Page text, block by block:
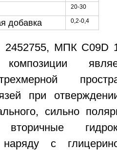
20-30
добавка 0,2-0,4
2452755, МПК C09D
композиции
при
сильно
вторичные
с